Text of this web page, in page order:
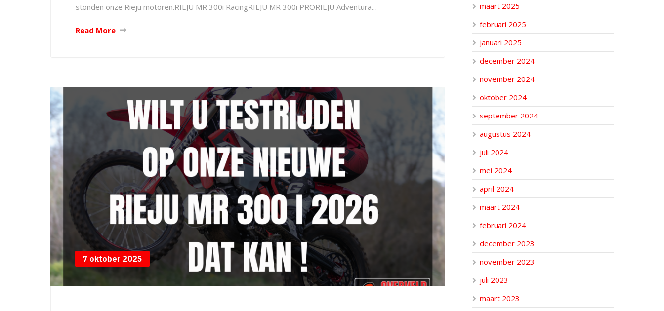
stonden onze Rieju motoren.RIEJU MR 300i RacingRIEJU MR 300i PRORIEJU Adventura…
Read More
7 oktober 2025
maart 2025
februari 2025
januari 2025
december 2024
november 2024
oktober 2024
september 2024
augustus 2024
juli 2024
mei 2024
april 2024
maart 2024
februari 2024
december 2023
november 2023
juli 2023
maart 2023